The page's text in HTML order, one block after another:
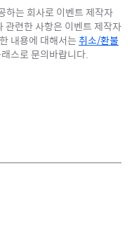
하는 회사로 이벤트 제작자
련한 사항은 이벤트 제작자
내용에 대해서는취소/환불
스로 문의바랍니다.